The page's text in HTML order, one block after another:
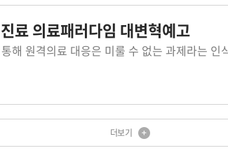
료 의료패러다임 대변혁예고
더보기